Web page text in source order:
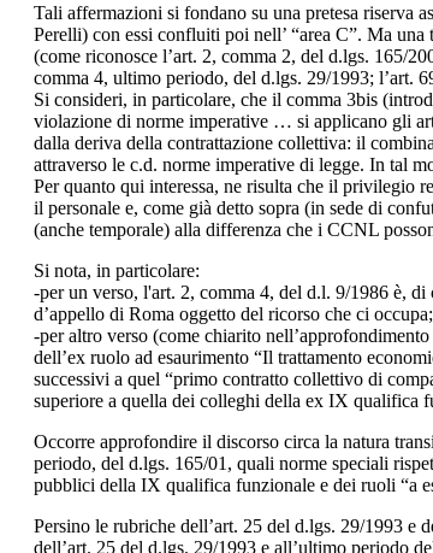
Tali affermazioni si fondano su una pretesa riserva
Perelli) con essi confluiti poi nell’ “area C”. Ma
(come riconosce l’art. 2, comma 2, del d.lgs. 165/
comma 4, ultimo periodo, del d.lgs. 29/1993; l’art.
Si consideri, in particolare, che il comma 3bis
violazione di norme imperative … si applicano gli
dalla deriva della contrattazione collettiva: il
attraverso le c.d. norme imperative di legge. In tal
Per quanto qui interessa, ne risulta che il privilegio
il personale e, come già detto sopra (in sede di
(anche temporale) alla differenza che i CCNL
Si nota, in particolare:
-per un verso, l'art. 2, comma 4, del d.l. 9/1986 è,
d’appello di Roma oggetto del ricorso che ci occupa;
-per altro verso (come chiarito
dell’ex ruolo ad esaurimento “Il trattamento
successivi a quel “primo contratto collettivo di
superiore a quella dei colleghi della ex IX qualifica
Occorre approfondire il discorso circa la natura
periodo, del d.lgs. 165/01, quali norme speciali
pubblici della IX qualifica funzionale e dei ruoli “a
Persino le rubriche dell’art. 25 del d.lgs. 29/1993 e
dell’art. 25 del d.lgs. 29/1993 e all’ultimo periodo